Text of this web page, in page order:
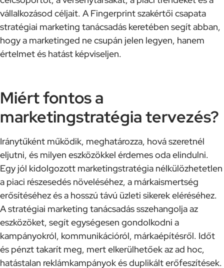
vállalkozásod céljait. A Fingerprint szakértői csapata
stratégiai marketing tanácsadás keretében segít abban,
hogy a marketinged ne csupán jelen legyen, hanem
értelmet és hatást képviseljen.
Miért fontos a
marketingstratégia tervezés?
Iránytűként működik, meghatározza, hová szeretnél
eljutni, és milyen eszközökkel érdemes oda elindulni.
Egy jól kidolgozott marketingstratégia nélkülözhetetlen
a piaci részesedés növeléséhez, a márkaismertség
erősítéséhez és a hosszú távú üzleti sikerek eléréséhez.
A stratégiai marketing tanácsadás sszehangolja az
eszközöket, segít egységesen gondolkodni a
kampányokról, kommunikációról, márkaépítésről. Időt
és pénzt takarít meg, mert elkerülhetőek az ad hoc,
hatástalan reklámkampányok és duplikált erőfeszítések.